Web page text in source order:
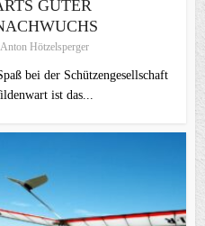
GUTER
Anton Hötzelsperger
bei der Schützengesellschaft
ist das...